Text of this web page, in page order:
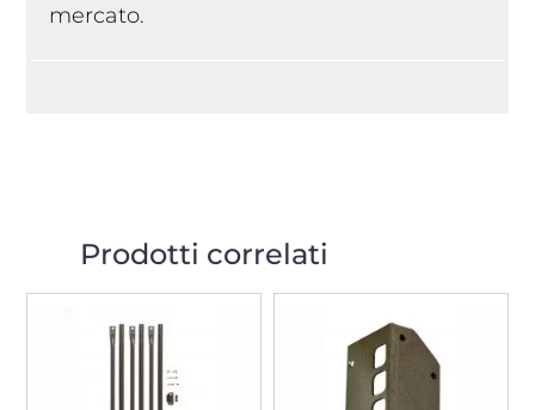
mercato.
Prodotti correlati